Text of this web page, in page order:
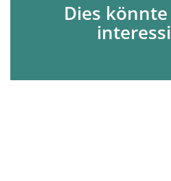
Dies könnte